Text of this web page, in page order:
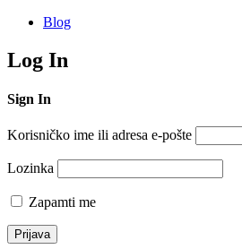
Blog
Log In
Sign In
Korisničko ime ili adresa e-pošte
Lozinka
Zapamti me